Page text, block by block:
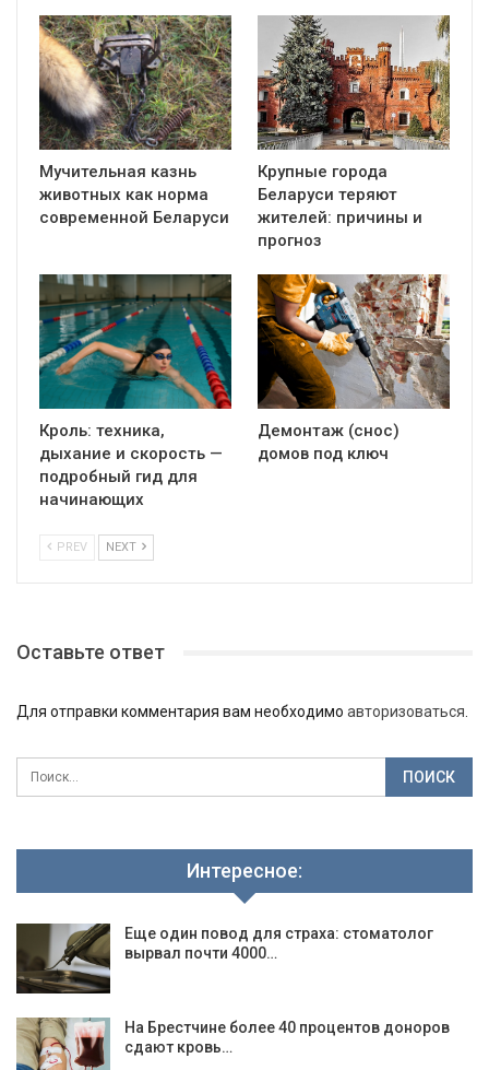
Мучительная казнь
животных как норма
современной Беларуси
Крупные города
Беларуси теряют
жителей: причины и
прогноз
Кроль: техника,
дыхание и скорость —
подробный гид для
начинающих
Демонтаж (снос)
домов под ключ
PREV NEXT
Оставьте ответ
Для отправки комментария вам необходимо авторизоваться.
Интересное:
Еще один повод для страха: стоматолог
вырвал почти 4000…
На Брестчине более 40 процентов доноров
сдают кровь…